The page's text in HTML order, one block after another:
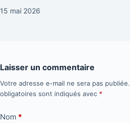
15 mai 2026
Laisser un commentaire
Votre adresse e-mail ne sera pas publiée.
obligatoires sont indiqués avec *
Nom *